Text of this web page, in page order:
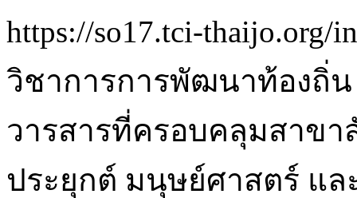
https://so17.tci-thaijo.org/
วิชาการการพัฒนาท้องถิ่
วารสารที่ครอบคลุมสาข
ประยุกต์ มนุษย์ศาสตร์ แ